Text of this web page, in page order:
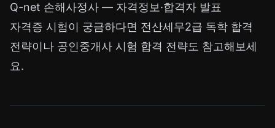
Q-net 손해사정사 — 자격정보·합격자 발표
자격증 시험이 궁금하다면 전산세무2급 독학 합격
전략이나 공인중개사 시험 합격 전략도 참고해보세
요.